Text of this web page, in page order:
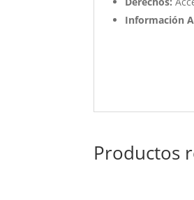
Información
Productos